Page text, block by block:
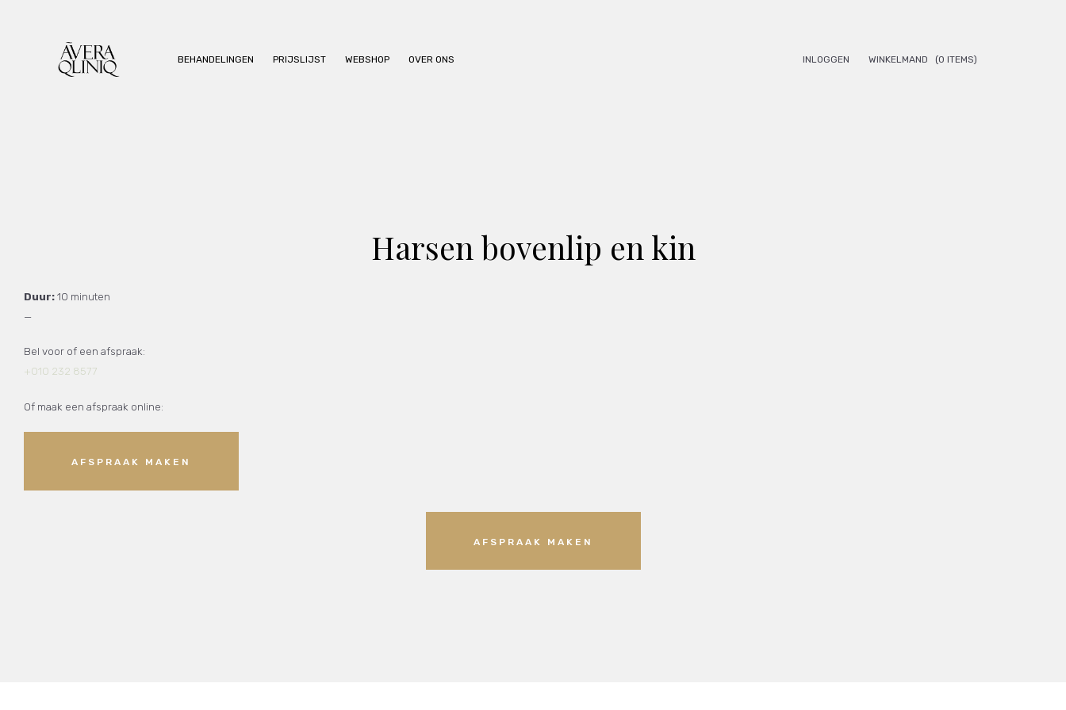
BEHANDELINGEN PRIJSLIJST WEBSHOP OVER ONS INLOGGEN WINKELMAND (0 ITEMS)
PRIJSLIJST
Harsen bovenlip en kin
Duur: 10 minuten
—
Bel voor of een afspraak:
+010 232 8577
Of maak een afspraak online:
AFSPRAAK MAKEN
AFSPRAAK MAKEN